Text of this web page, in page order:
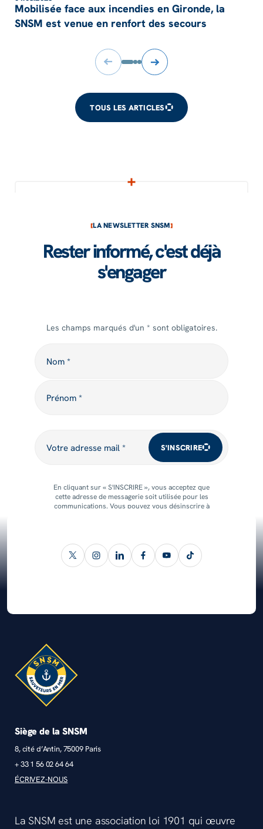
TOUS LES ARTICLES
Mobilisée face aux incendies en Gironde, la
SNSM est venue en renfort des secours
LA NEWSLETTER SNSM
Rester informé, c'est déjà
s'engager
Les champs marqués d'un * sont obligatoires.
Nom *
Prénom *
Votre adresse mail * S'INSCRIRE
En cliquant sur « S'INSCRIRE », vous acceptez que
cette adresse de messagerie soit utilisée pour les
communications. Vous pouvez vous désinscrire à
Siège de la SNSM
8, cité d’Antin, 75009 Paris
+ 33 1 56 02 64 64
ÉCRIVEZ-NOUS
La SNSM est une association loi 1901 qui œuvre